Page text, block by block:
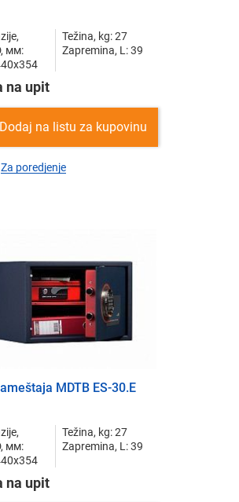
мм:
Težina, kg: 27
Zapremina, L: 39
na upit
Dodaj na listu za kupovinu
Za poredjenje
MDTB ES-30.E
мм:
Težina, kg: 27
Zapremina, L: 39
na upit